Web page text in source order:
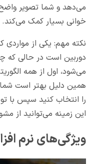
می‌دهد و شما تصویر
خوانی بسیار کمک می‌کند.
نکته مهم: یکی از مواردی
دوربین است در حالی که
می‌شود، اول از همه
همین دلیل بهتر است شما
را انتخاب کنید سپس با
این زمینه می‌توانید از
ویژگی‌های نرم